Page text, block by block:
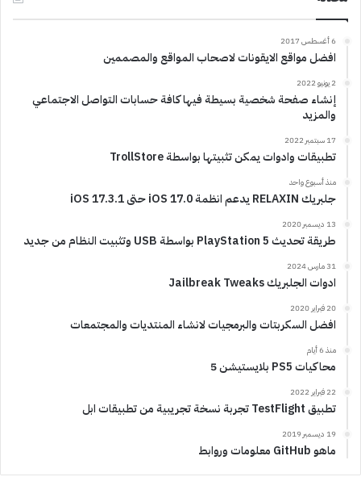
6 أغسطس 2017
افضل مواقع الايقونات لاصحاب المواقع والمصممين
2 يونيو 2022
إنشاء صفحة شخصية بسيطة فيها كافة حسابات التواصل الاجتماعي
والمزيد
17 سبتمبر 2022
تطبيقات وادوات يمكن تثبيتها بواسطة TrollStore
منذ أسبوع واحد
جلبريك RELAXIN يدعم انظمة iOS 17.0 حتى iOS 17.3.1
13 ديسمبر 2020
طريقة تحديث PlayStation 5 بواسطة USB وتثبيت النظام من جديد
31 مارس 2024
ادوات الجلبريك Jailbreak Tweaks
20 فبراير 2020
افضل السكربتات والبرمجيات لانشاء المنتديات والمجتمعات
منذ 6 أيام
محاكيات PS5 بلايستيشن 5
22 فبراير 2022
تطبيق TestFlight تجربة نسخة تجريبية من تطبيقات ابل
19 ديسمبر 2019
ماهو GitHub معلومات وروابط